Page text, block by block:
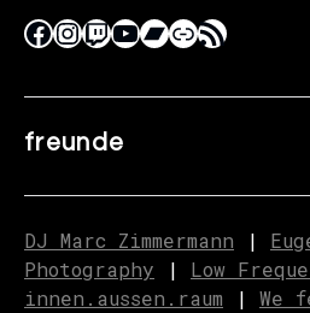
freunde
DJ Marc Zimmermann |
Photography | Low
innen.aussen.raum | We